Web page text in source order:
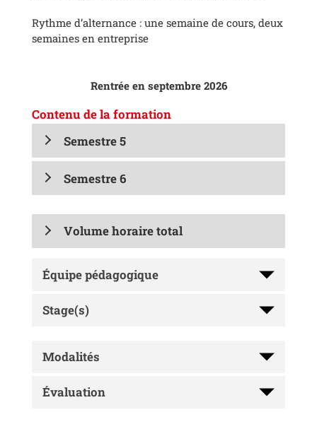
Rythme d’alternance : une semaine de cours, deux
semaines en entreprise
Rentrée en septembre 2026
Contenu de la formation
Semestre 5
Semestre 6
Volume horaire total
Équipe pédagogique
Stage(s)
Modalités
Évaluation